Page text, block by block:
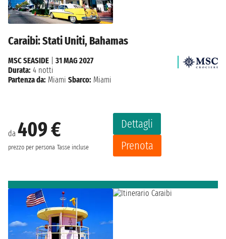
Caraibi: Stati Uniti, Bahamas
da 409 €
prezzo per persona Tasse incluse
Dettagli
Prenota
MSC SEASIDE
31 MAG 2027
Durata: 4 notti
Partenza da: Miami Sbarco: Miami